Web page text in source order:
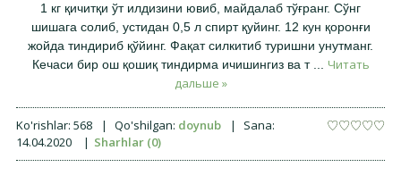
1 кг қичитқи ўт илдизини ювиб, майдалаб тўғранг. Сўнг
шишага солиб, устидан 0,5 л спирт қуйинг. 12 кун қоронғи
жойда тиндириб қўйинг. Фақат силкитиб туришни унутманг.
Кечаси бир ош қошиқ тиндирма ичишингиз ва т
Читать
дальше »
Ko'rishlar: 568 | Qo'shilgan: doynub |
Sana:
14.04.2020
| Sharhlar (0)